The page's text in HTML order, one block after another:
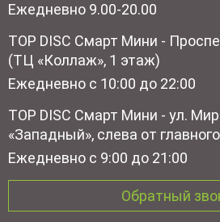
Ежедневно 9.00-20.00
TOP DISC Смарт Мини -
(ТЦ «Коллаж», 1 этаж)
Ежедневно с 10:00 до 22:00
TOP DISC Смарт Мини - ул.
«Западный», слева от
Ежедневно с 9:00 до 21:00
Обратный